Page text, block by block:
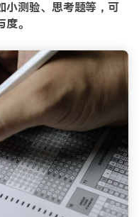
小测验、思考题等，可
。